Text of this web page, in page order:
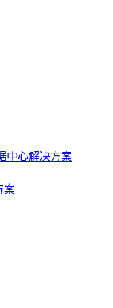
中心解决方案
案